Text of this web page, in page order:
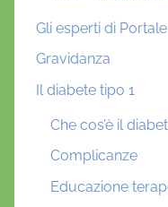
Gli esperti di
Gravidanza
Il diabete tipo 1
Che cos’è il
Complicanze
Educazione